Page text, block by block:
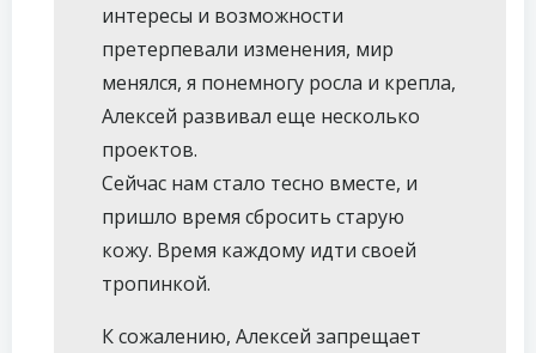
интересы и возможности
претерпевали изменения, мир
менялся, я понемногу росла и крепла,
Алексей развивал еще несколько
проектов.
Сейчас нам стало тесно вместе, и
пришло время сбросить старую
кожу. Время каждому идти своей
тропинкой.
К сожалению, Алексей запрещает